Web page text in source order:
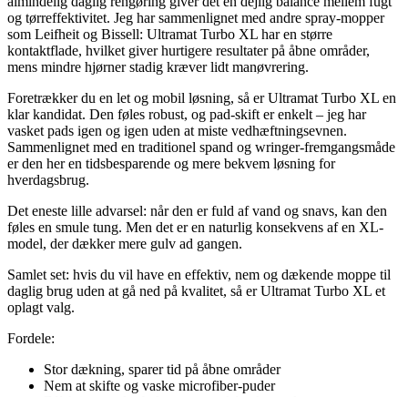
og tørreffektivitet. Jeg har sammenlignet med andre spray-mopper
som Leifheit og Bissell: Ultramat Turbo XL har en større
kontaktflade, hvilket giver hurtigere resultater på åbne områder,
mens mindre hjørner stadig kræver lidt manøvrering.
Foretrækker du en let og mobil løsning, så er Ultramat Turbo XL en
klar kandidat. Den føles robust, og pad-skift er enkelt – jeg har
vasket pads igen og igen uden at miste vedhæftningsevnen.
Sammenlignet med en traditionel spand og wringer-fremgangsmåde
er den her en tidsbesparende og mere bekvem løsning for
hverdagsbrug.
Det eneste lille advarsel: når den er fuld af vand og snavs, kan den
føles en smule tung. Men det er en naturlig konsekvens af en XL-
model, der dækker mere gulv ad gangen.
Samlet set: hvis du vil have en effektiv, nem og dækende moppe til
daglig brug uden at gå ned på kvalitet, så er Ultramat Turbo XL et
oplagt valg.
Fordele:
Stor dækning, sparer tid på åbne områder
Nem at skifte og vaske microfiber-puder